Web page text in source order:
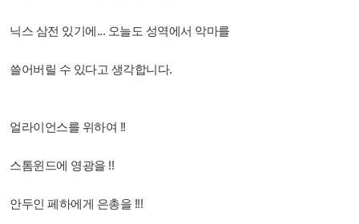
닉스 삼전 있기에... 오늘도 성역에서 악마를
쓸어버릴 수 있다고 생각합니다.
얼라이언스를 위하여 !!
스톰윈드에 영광을 !!
안두인 페하에게 은총을 !!!